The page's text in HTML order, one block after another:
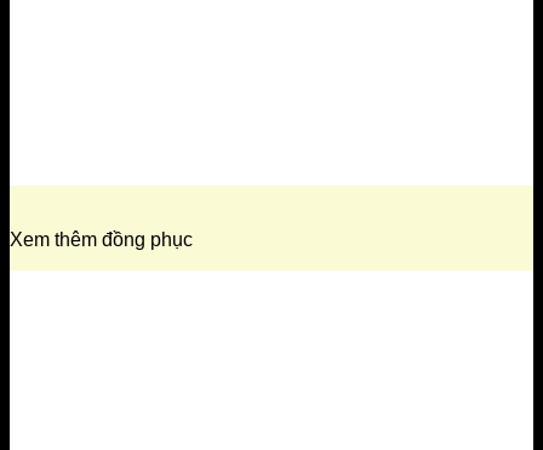
Xem thêm đồng phục